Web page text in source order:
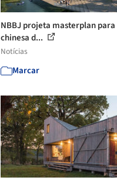
NBBJ projeta masterplan
chinesa d...
Notícias
Marcar